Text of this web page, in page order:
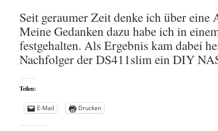
Seit geraumer Zeit denke ich über eine
Meine Gedanken dazu habe ich in
festgehalten. Als Ergebnis kam dabei
Nachfolger der DS411slim ein DIY
Teilen:
E-Mail Drucken